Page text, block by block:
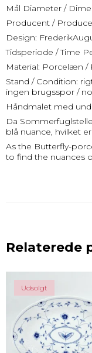
Mål Diameter /
Producent /
Design:
Tidsperiode / Time
Material: Porcelæn /
Stand / Condition:
ingen brugsspor /
Håndmalet med
Da
blå nuance, hvilket
As the Butterfly-
to find the nuances
Relaterede
Udsolgt